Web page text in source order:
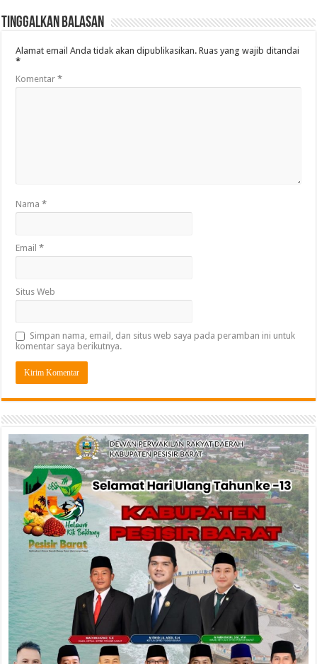
Tinggalkan Balasan
Alamat email Anda tidak akan dipublikasikan. Ruas yang wajib ditandai
*
Komentar*
Nama*
Email*
Situs Web
Simpan nama, email, dan situs web saya pada peramban ini untuk
komentar saya berikutnya.